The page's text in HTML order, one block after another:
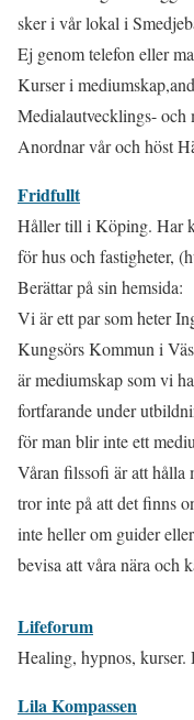
sker i vår lokal i
Ej genom telefon eller
Kurser i
Medialautvecklings- och
Anordnar vår och höst
Fridfullt
Håller till i Köping. Har
för hus och fastigheter,
Berättar på sin hemsida:
Vi är ett par som heter
Kungsörs Kommun i
är mediumskap som vi
fortfarande under
för man blir inte ett
Våran filssofi är att hålla
tror inte på att det finns
inte heller om guider
bevisa att våra nära och
Lifeforum
Healing, hypnos,
Lila Kompassen